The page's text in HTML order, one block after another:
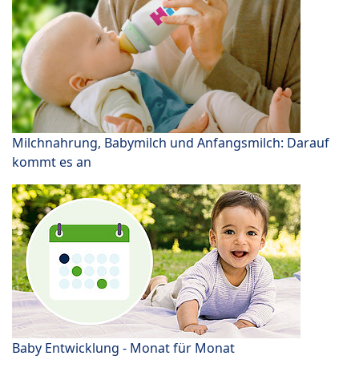
Milchnahrung, Babymilch und Anfangsmilch: Darauf
kommt es an
Baby Entwicklung - Monat für Monat